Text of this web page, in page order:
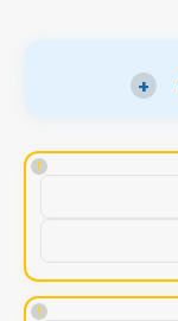
+
!
!